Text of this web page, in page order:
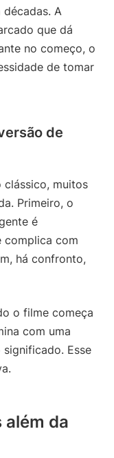
A
que dá
no começo, o
de tomar
de
clássico, muitos
Primeiro, o
é
complica com
há confronto,
o filme começa
com uma
Esse
além da